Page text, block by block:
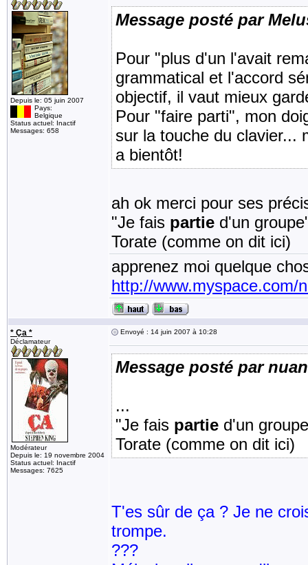
Depuis le: 05 juin 2007
Pays:
Belgique
Status actuel: Inactif
Messages: 658
Message posté par
Pour "plus d'un l'avait
grammatical et l'accord
objectif, il vaut mieux
Pour "faire parti", mon
sur la touche du clavier...
a bientôt!
ah ok merci pour ses
"Je fais partie d'un
Torate (comme on dit ici)
apprenez moi quelque
http://www.myspace.com/
* Ça *
Déclamateur
Modérateur
Depuis le: 19 novembre 2004
Status actuel: Inactif
Messages: 7625
Envoyé : 14 juin 2007 à 10:28
Message posté par
...
"Je fais partie d'un
Torate (comme on dit ici)
T'es sûr de ça ? Je ne
trompe.
???